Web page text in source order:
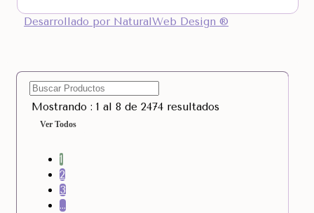
Desarrollado por NaturalWeb Design ®
Mostrando : 1 al 8 de 2474 resultados
Ver Todos
1
2
3
…